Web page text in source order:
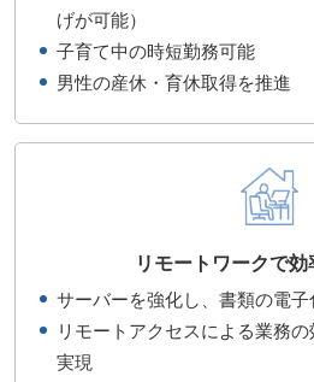
げが可能）
子育て中の時短勤務可能
男性の産休・育休取得を推進
リモートワークで
サーバーを強化し、書類の電子
リモートアクセスによる業務
実現